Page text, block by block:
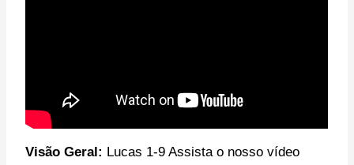
Visão Geral: Lucas 1-9 Assista o nosso vídeo